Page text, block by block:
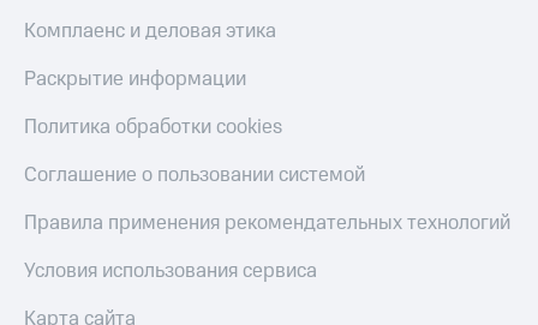
Комплаенс и деловая этика
Раскрытие информации
Политика обработки cookies
Соглашение о пользовании системой
Правила применения рекомендательных технологий
Условия использования сервиса